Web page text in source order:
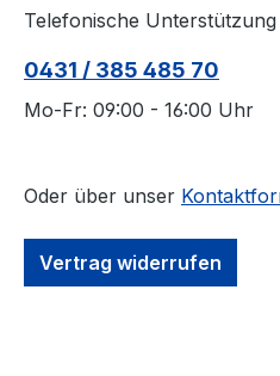
Telefonische
0431 / 385 485 70
Mo-Fr: 09:00 - 16:00 Uhr
Oder über unser
Vertrag widerrufen